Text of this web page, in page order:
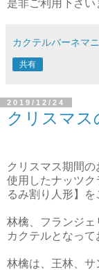
是非ご利用下さい
カクテルバーネマ
共有
2019/12/24
クリスマス
クリスマス期間
使用したナッツク
るみ割り人形】を
林檎、フランジェ
カクテルとなって
林檎は、王林、サ